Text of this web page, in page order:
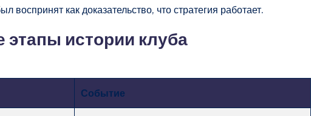
как доказательство, что стратегия работает.
истории клуба
Событие